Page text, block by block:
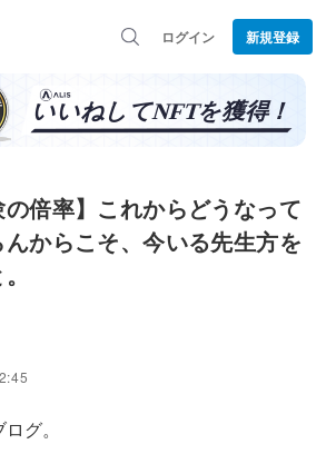
ログイン 新規登録
の倍率】これからどうなって
からこそ、今いる先生方を
グ。